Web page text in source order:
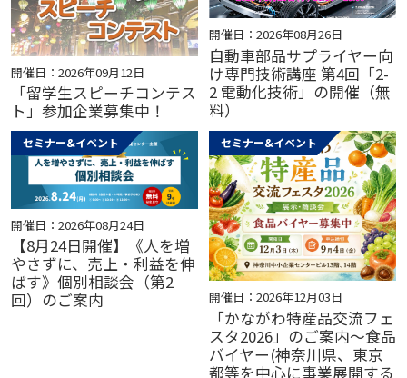
開催日：2026年09月12日
「留学生スピーチコンテス
ト」参加企業募集中！
開催日：2026年08月26日
自動車部品サプライヤー向
け専門技術講座 第4回「2-
2 電動化技術」の開催（無
料）
セミナー&イベント
開催日：2026年08月24日
【8月24日開催】《人を増
やさずに、売上・利益を伸
ばす》個別相談会（第2
回）のご案内
セミナー&イベント
開催日：2026年12月03日
「かながわ特産品交流フェ
スタ2026」のご案内～食品
バイヤー(神奈川県、東京
都等を中心に事業展開する